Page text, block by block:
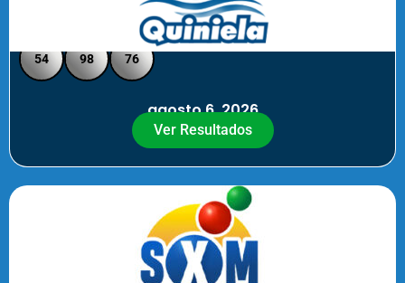
Quiniela SXM - Noche
54 98 76
agosto 6, 2026
Ver Resultados